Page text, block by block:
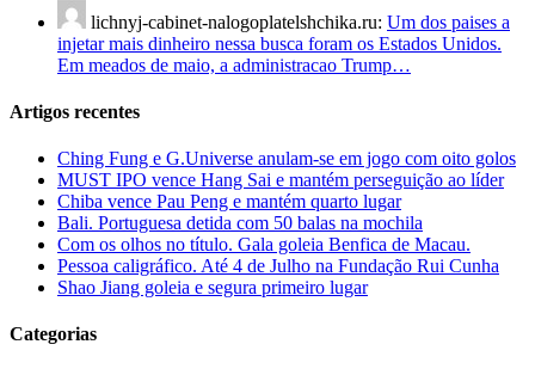
lichnyj-cabinet-nalogoplatelshchika.ru: Um dos paises a
injetar mais dinheiro nessa busca foram os Estados Unidos.
Em meados de maio, a administracao Trump…
Artigos recentes
Ching Fung e G.Universe anulam-se em jogo com oito golos
MUST IPO vence Hang Sai e mantém perseguição ao líder
Chiba vence Pau Peng e mantém quarto lugar
Bali. Portuguesa detida com 50 balas na mochila
Com os olhos no título. Gala goleia Benfica de Macau.
Pessoa caligráfico. Até 4 de Julho na Fundação Rui Cunha
Shao Jiang goleia e segura primeiro lugar
Categorias